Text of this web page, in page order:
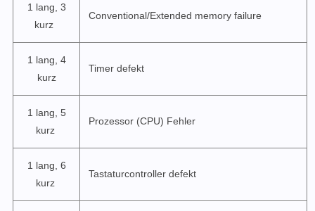
1 lang, 3
kurz
Conventional/Extended memory failure
1 lang, 4
kurz
Timer defekt
1 lang, 5
kurz
Prozessor (CPU) Fehler
1 lang, 6
kurz
Tastaturcontroller defekt